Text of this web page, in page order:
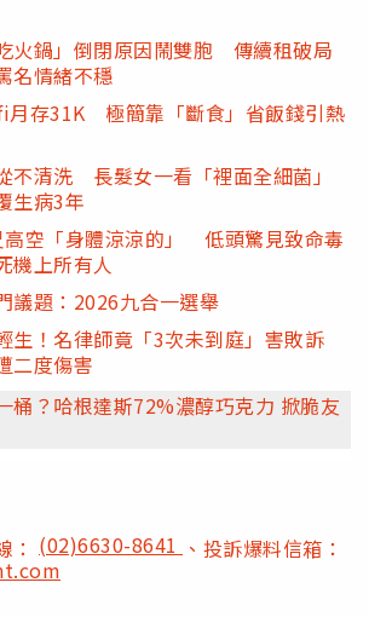
火鍋」倒閉原因鬧雙胞 傳續租破局
名情緒不穩
月存31K 極簡靠「斷食」省飯錢引熱
不清洗 長髮女一看「裡面全細菌」
生病3年
高空「身體涼涼的」 低頭驚見致命毒
機上所有人
議題：2026九合一選舉
生！名律師竟「3次未到庭」害敗訴
二度傷害
桶？哈根達斯72%濃醇巧克力 掀脆友
： (02)6630-8641 、投訴爆料信箱：